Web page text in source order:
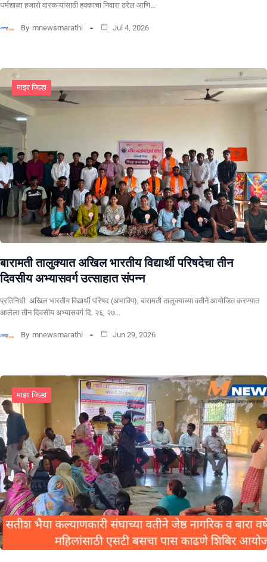
धर्मशाळा हजारो वारकऱ्यांसाठी हक्काचा निवारा ठरेल आणि…
By mnewsmarathi Jul 4, 2026
माझा जिल्हा
बारामती तालुक्यात अखिल भारतीय विद्यार्थी परिषदेचा तीन
दिवसीय अभ्यासवर्ग उत्साहात संपन्न
प्रतिनिधी अखिल भारतीय विद्यार्थी परिषद (अभाविप), बारामती तालुक्याच्या वतीने आयोजित करण्यात
आलेला तीन दिवसीय अभ्यासवर्ग दि. २६, २७…
By mnewsmarathi Jun 29, 2026
माझा जिल्हा